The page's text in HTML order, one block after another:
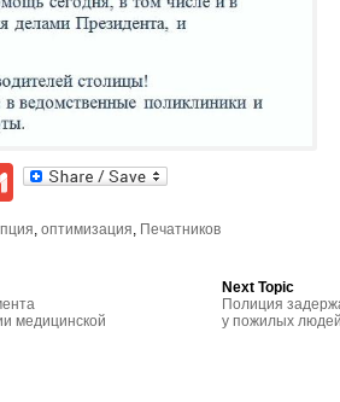
Gmail
,оптимизация, Печатников
медицинской
Next Topic
Полиция
у пожилых